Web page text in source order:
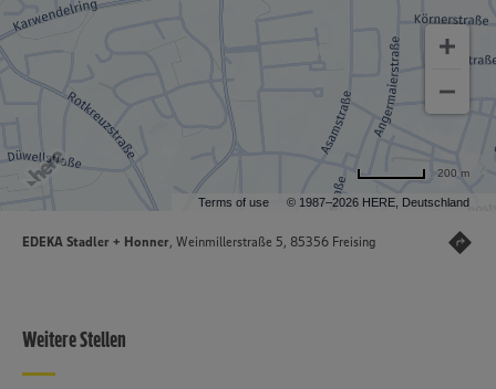
Terms of use © 1987–2026 HERE, Deutschland
200 m
EDEKA Stadler + Honner, Weinmillerstraße 5, 85356 Freising
Weitere Stellen